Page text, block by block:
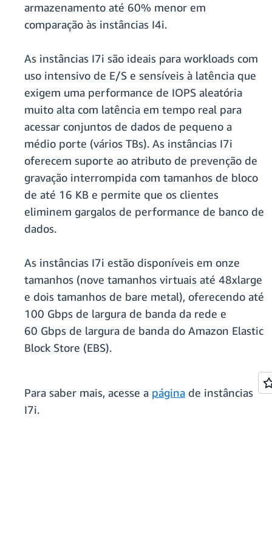
armazenamento até 60% menor em
comparação às instâncias I4i.
As instâncias I7i são ideais para workloads com
uso intensivo de E/S e sensíveis à latência que
exigem uma performance de IOPS aleatória
muito alta com latência em tempo real para
acessar conjuntos de dados de pequeno a
médio porte (vários TBs). As instâncias I7i
oferecem suporte ao atributo de prevenção de
gravação interrompida com tamanhos de bloco
de até 16 KB e permite que os clientes
eliminem gargalos de performance de banco de
dados.
As instâncias I7i estão disponíveis em onze
tamanhos (nove tamanhos virtuais até 48xlarge
e dois tamanhos de bare metal), oferecendo até
100 Gbps de largura de banda da rede e
60 Gbps de largura de banda do Amazon Elastic
Block Store (EBS).
Para saber mais, acesse a página de instâncias
I7i.